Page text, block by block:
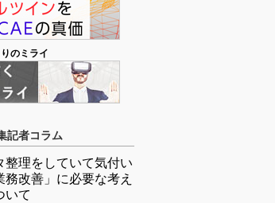
のミライ
記者コラム
整理をしていて気付い
務改善」に必要な考え
いて